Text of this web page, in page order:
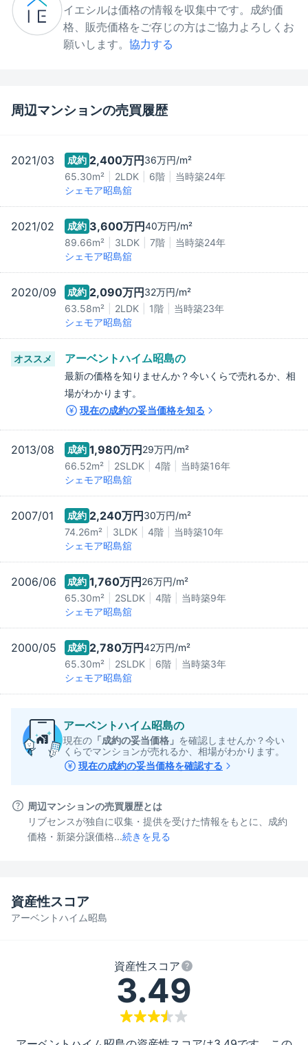
イエシルは価格の情報を収集中です。成約価
格、販売価格をご存じの方はご協力よろしくお
願いします。 協力する
周辺マンションの売買履歴
2021/03 成約 2,400万円36万円/m²
65.30m²
2LDK 6階 当時築24年
シェモア昭島舘
2021/02 成約 3,600万円40万円/m²
89.66m²
3LDK 7階 当時築24年
シェモア昭島舘
2020/09 成約 2,090万円32万円/m²
63.58m²
2LDK 1階 当時築23年
シェモア昭島舘
オススメ アーベントハイム昭島の
最新の価格を知りませんか？今いくらで売れるか、相
場がわかります。
現在の成約の妥当価格を知る
2013/08 成約 1,980万円29万円/m²
66.52m²
2SLDK 4階 当時築16年
シェモア昭島舘
2007/01 成約 2,240万円30万円/m²
74.26m²
3LDK 4階 当時築10年
シェモア昭島舘
2006/06 成約 1,760万円26万円/m²
65.30m²
2SLDK 4階 当時築9年
シェモア昭島舘
2000/05 成約 2,780万円42万円/m²
65.30m²
2SLDK 6階 当時築3年
シェモア昭島舘
アーベントハイム昭島の
現在の 「成約の妥当価格」 を確認しませんか？今い
くらでマンションが売れるか、相場がわかります。
現在の成約の妥当価格を確認する
周辺マンションの売買履歴とは
リブセンスが独自に収集・提供を受けた情報をもとに、成約
価格・新築分譲価格...続きを見る
アーベントハイム昭島
資産性スコア
資産性スコア
3.49